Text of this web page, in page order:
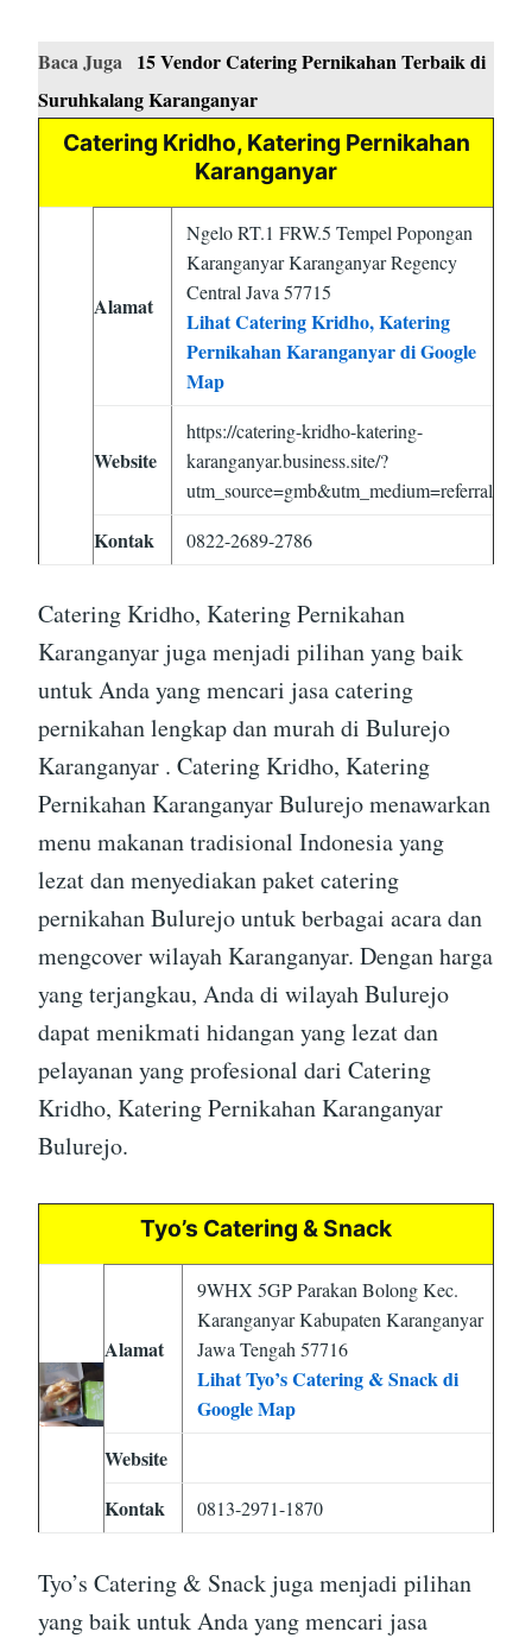
Baca Juga
15 Vendor Catering Pernikahan Terbaik di
Suruhkalang Karanganyar
Catering Kridho, Katering Pernikahan
Karanganyar
Alamat
Ngelo RT.1 FRW.5 Tempel Popongan
Karanganyar Karanganyar Regency
Central Java 57715
Lihat Catering Kridho, Katering
Pernikahan Karanganyar di Google
Map
Website
https://catering-kridho-katering-
karanganyar.business.site/?
utm_source=gmb&utm_medium=referral
Kontak 0822-2689-2786
Catering Kridho, Katering Pernikahan
Karanganyar juga menjadi pilihan yang baik
untuk Anda yang mencari jasa catering
pernikahan lengkap dan murah di Bulurejo
Karanganyar . Catering Kridho, Katering
Pernikahan Karanganyar Bulurejo menawarkan
menu makanan tradisional Indonesia yang
lezat dan menyediakan paket catering
pernikahan Bulurejo untuk berbagai acara dan
mengcover wilayah Karanganyar. Dengan harga
yang terjangkau, Anda di wilayah Bulurejo
dapat menikmati hidangan yang lezat dan
pelayanan yang profesional dari Catering
Kridho, Katering Pernikahan Karanganyar
Bulurejo.
Tyo’s Catering & Snack
Alamat
9WHX 5GP Parakan Bolong Kec.
Karanganyar Kabupaten Karanganyar
Jawa Tengah 57716
Lihat Tyo’s Catering & Snack di
Google Map
Website
Kontak
0813-2971-1870
Tyo’s Catering & Snack juga menjadi pilihan
yang baik untuk Anda yang mencari jasa